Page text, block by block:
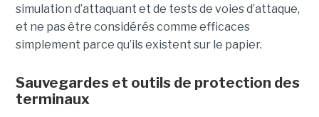
simulation d’attaquant et de tests de voies d’attaque,
et ne pas être considérés comme efficaces
simplement parce qu’ils existent sur le papier.
Sauvegardes et outils de protection des
terminaux